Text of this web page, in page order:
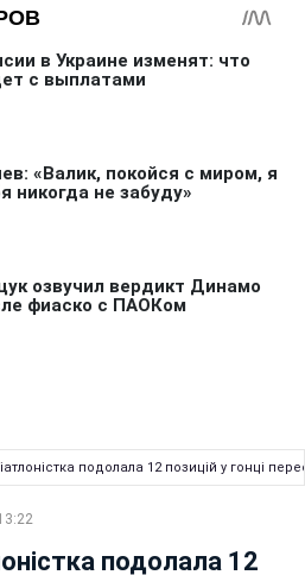
подолала 12 позицій у гонці
подолала 12